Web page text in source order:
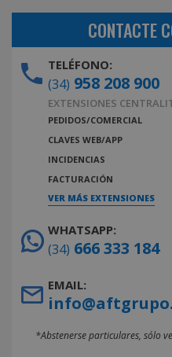
CONTACTE
TELÉFONO:
(34) 958 208 900
EXTENSIONES
PEDIDOS/COMERCIAL
CLAVES WEB/APP
INCIDENCIAS
FACTURACIÓN
VER MÁS EXTENSIONES
WHATSAPP:
(34) 666 333 184
EMAIL:
*Abstenerse particulares, sólo